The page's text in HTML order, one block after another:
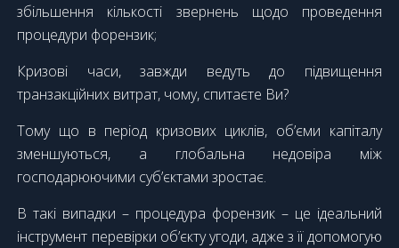
збільшення кількості звернень щодо проведення
процедури форензик;
Кризові часи, завжди ведуть до підвищення
транзакційних витрат, чому, спитаєте Ви?
Тому що в період кризових циклів, об’єми капіталу
зменшуються, а глобальна недовіра між
господарюючими суб’єктами зростає.
В такі випадки – процедура форензик – це ідеальний
інструмент перевірки об’єкту угоди, адже з її допомогую